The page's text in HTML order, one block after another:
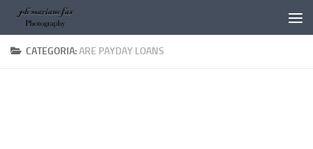
Salta al contenuto
CATEGORIA:ARE PAYDAY LOANS